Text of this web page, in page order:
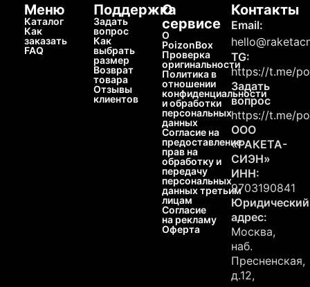
Меню
Каталог
Как
заказать
FAQ
Поддержка
Задать
вопрос
Как
выбрать
размер
Возврат
товара
Отзывы
клиентов
О
сервисе
О
PoizonBox
Проверка
оригинальности
Политика в
отношении
конфиденциальности
и обработки
персональных
данных
Согласие на
предоставление
прав на
обработку и
передачу
персональных
данных третьим
лицам
Согласие
на рекламу
Оферта
Контакты
Email:
TG:
https://t.me/
Задать
вопрос
https://t.me/
ООО
«РАКЕТА-
СИЭН»
ИНН:
9703190841
Юридический
адрес:
Москва,
наб.
Пресненская,
д.12,